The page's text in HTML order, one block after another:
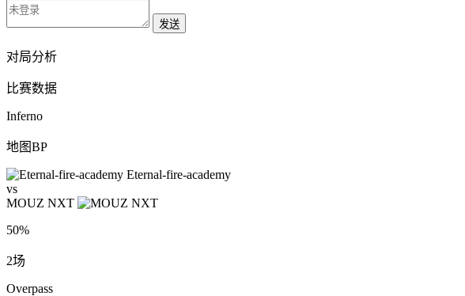
发送
对局分析
比赛数据
Inferno
地图BP
Eternal-fire-academy
vs
MOUZ NXT
50%
2场
Overpass